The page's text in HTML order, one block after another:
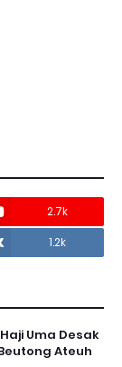
2.7k
1.2k
Uma Desak
Ateuh